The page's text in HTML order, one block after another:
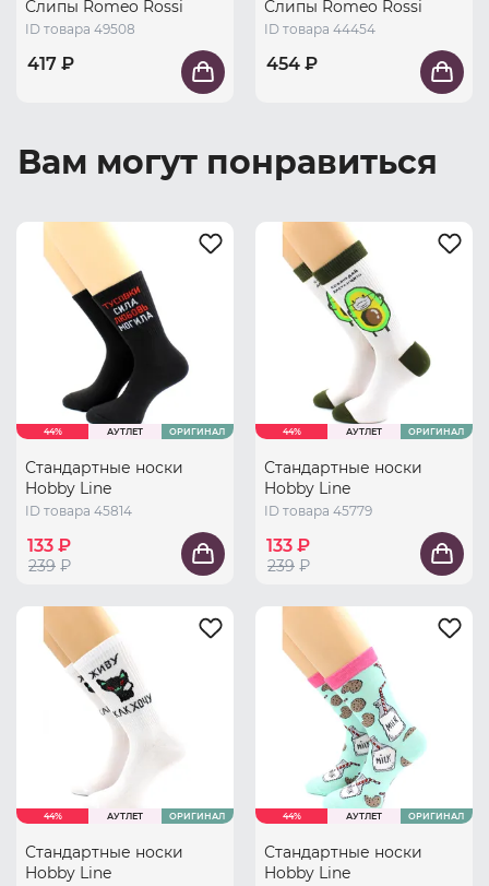
Слипы Romeo Rossi
ID товара 49508
417 ₽
Слипы Romeo Rossi
ID товара 44454
454 ₽
Вам могут понравиться
44% АУТЛЕТ ОРИГИНАЛ
Стандартные носки
Hobby Line
ID товара 45814
133 ₽
239 ₽
44% АУТЛЕТ ОРИГИНАЛ
Стандартные носки
Hobby Line
ID товара 45779
133 ₽
239 ₽
44% АУТЛЕТ ОРИГИНАЛ
Стандартные носки
Hobby Line
44% АУТЛЕТ ОРИГИНАЛ
Стандартные носки
Hobby Line